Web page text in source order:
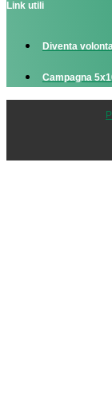
Link utili
Diventa
Campagna